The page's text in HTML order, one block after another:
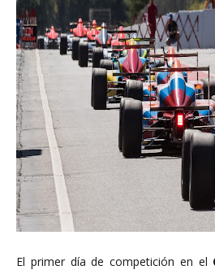
El primer día de competición en el